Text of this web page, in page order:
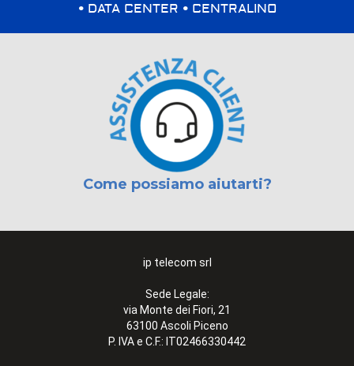
• DATA CENTER • CENTRALINO
Come possiamo aiutarti?
ip telecom srl
Sede Legale:
via Monte dei Fiori, 21
63100 Ascoli Piceno
P. IVA e C.F.: IT02466330442